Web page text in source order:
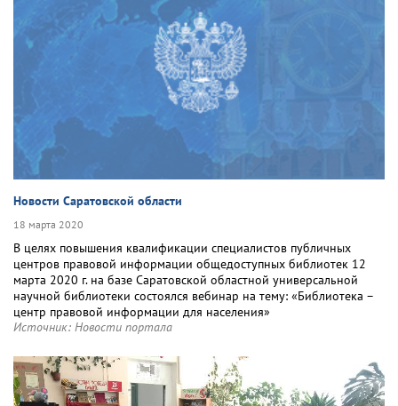
Новости Саратовской области
18 марта 2020
В целях повышения квалификации специалистов публичных
центров правовой информации общедоступных библиотек 12
марта 2020 г. на базе Саратовской областной универсальной
научной библиотеки состоялся вебинар на тему: «Библиотека –
центр правовой информации для населения»
Источник: Новости портала